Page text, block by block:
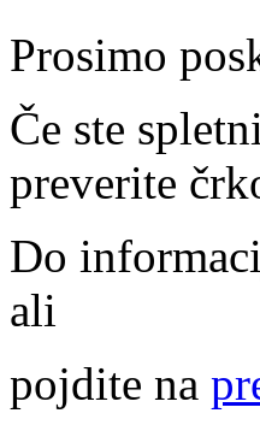
Prosimo
Če ste
preverite
Do
ali
pojdite na